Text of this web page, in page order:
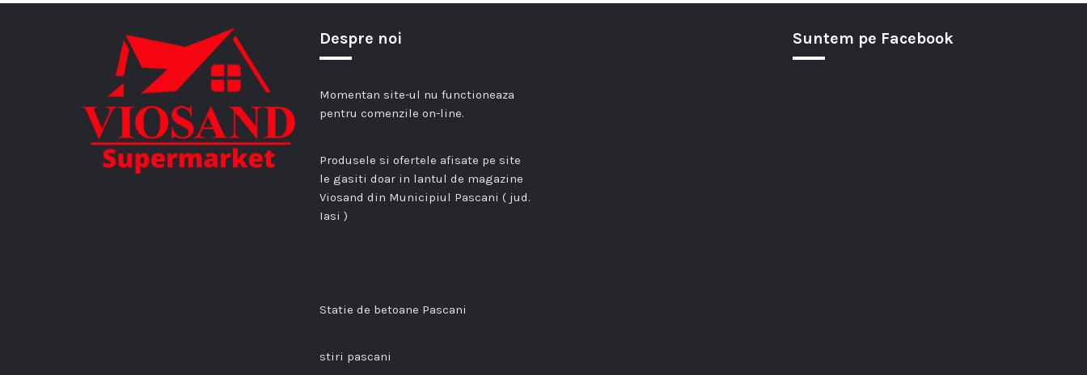
Despre noi
Momentan site-ul nu functioneaza
pentru comenzile on-line.
Produsele si ofertele afisate pe site
le gasiti doar in lantul de magazine
Viosand din Municipiul Pascani ( jud.
Iasi )
Statie de betoane Pascani
stiri pascani
Suntem pe Facebook